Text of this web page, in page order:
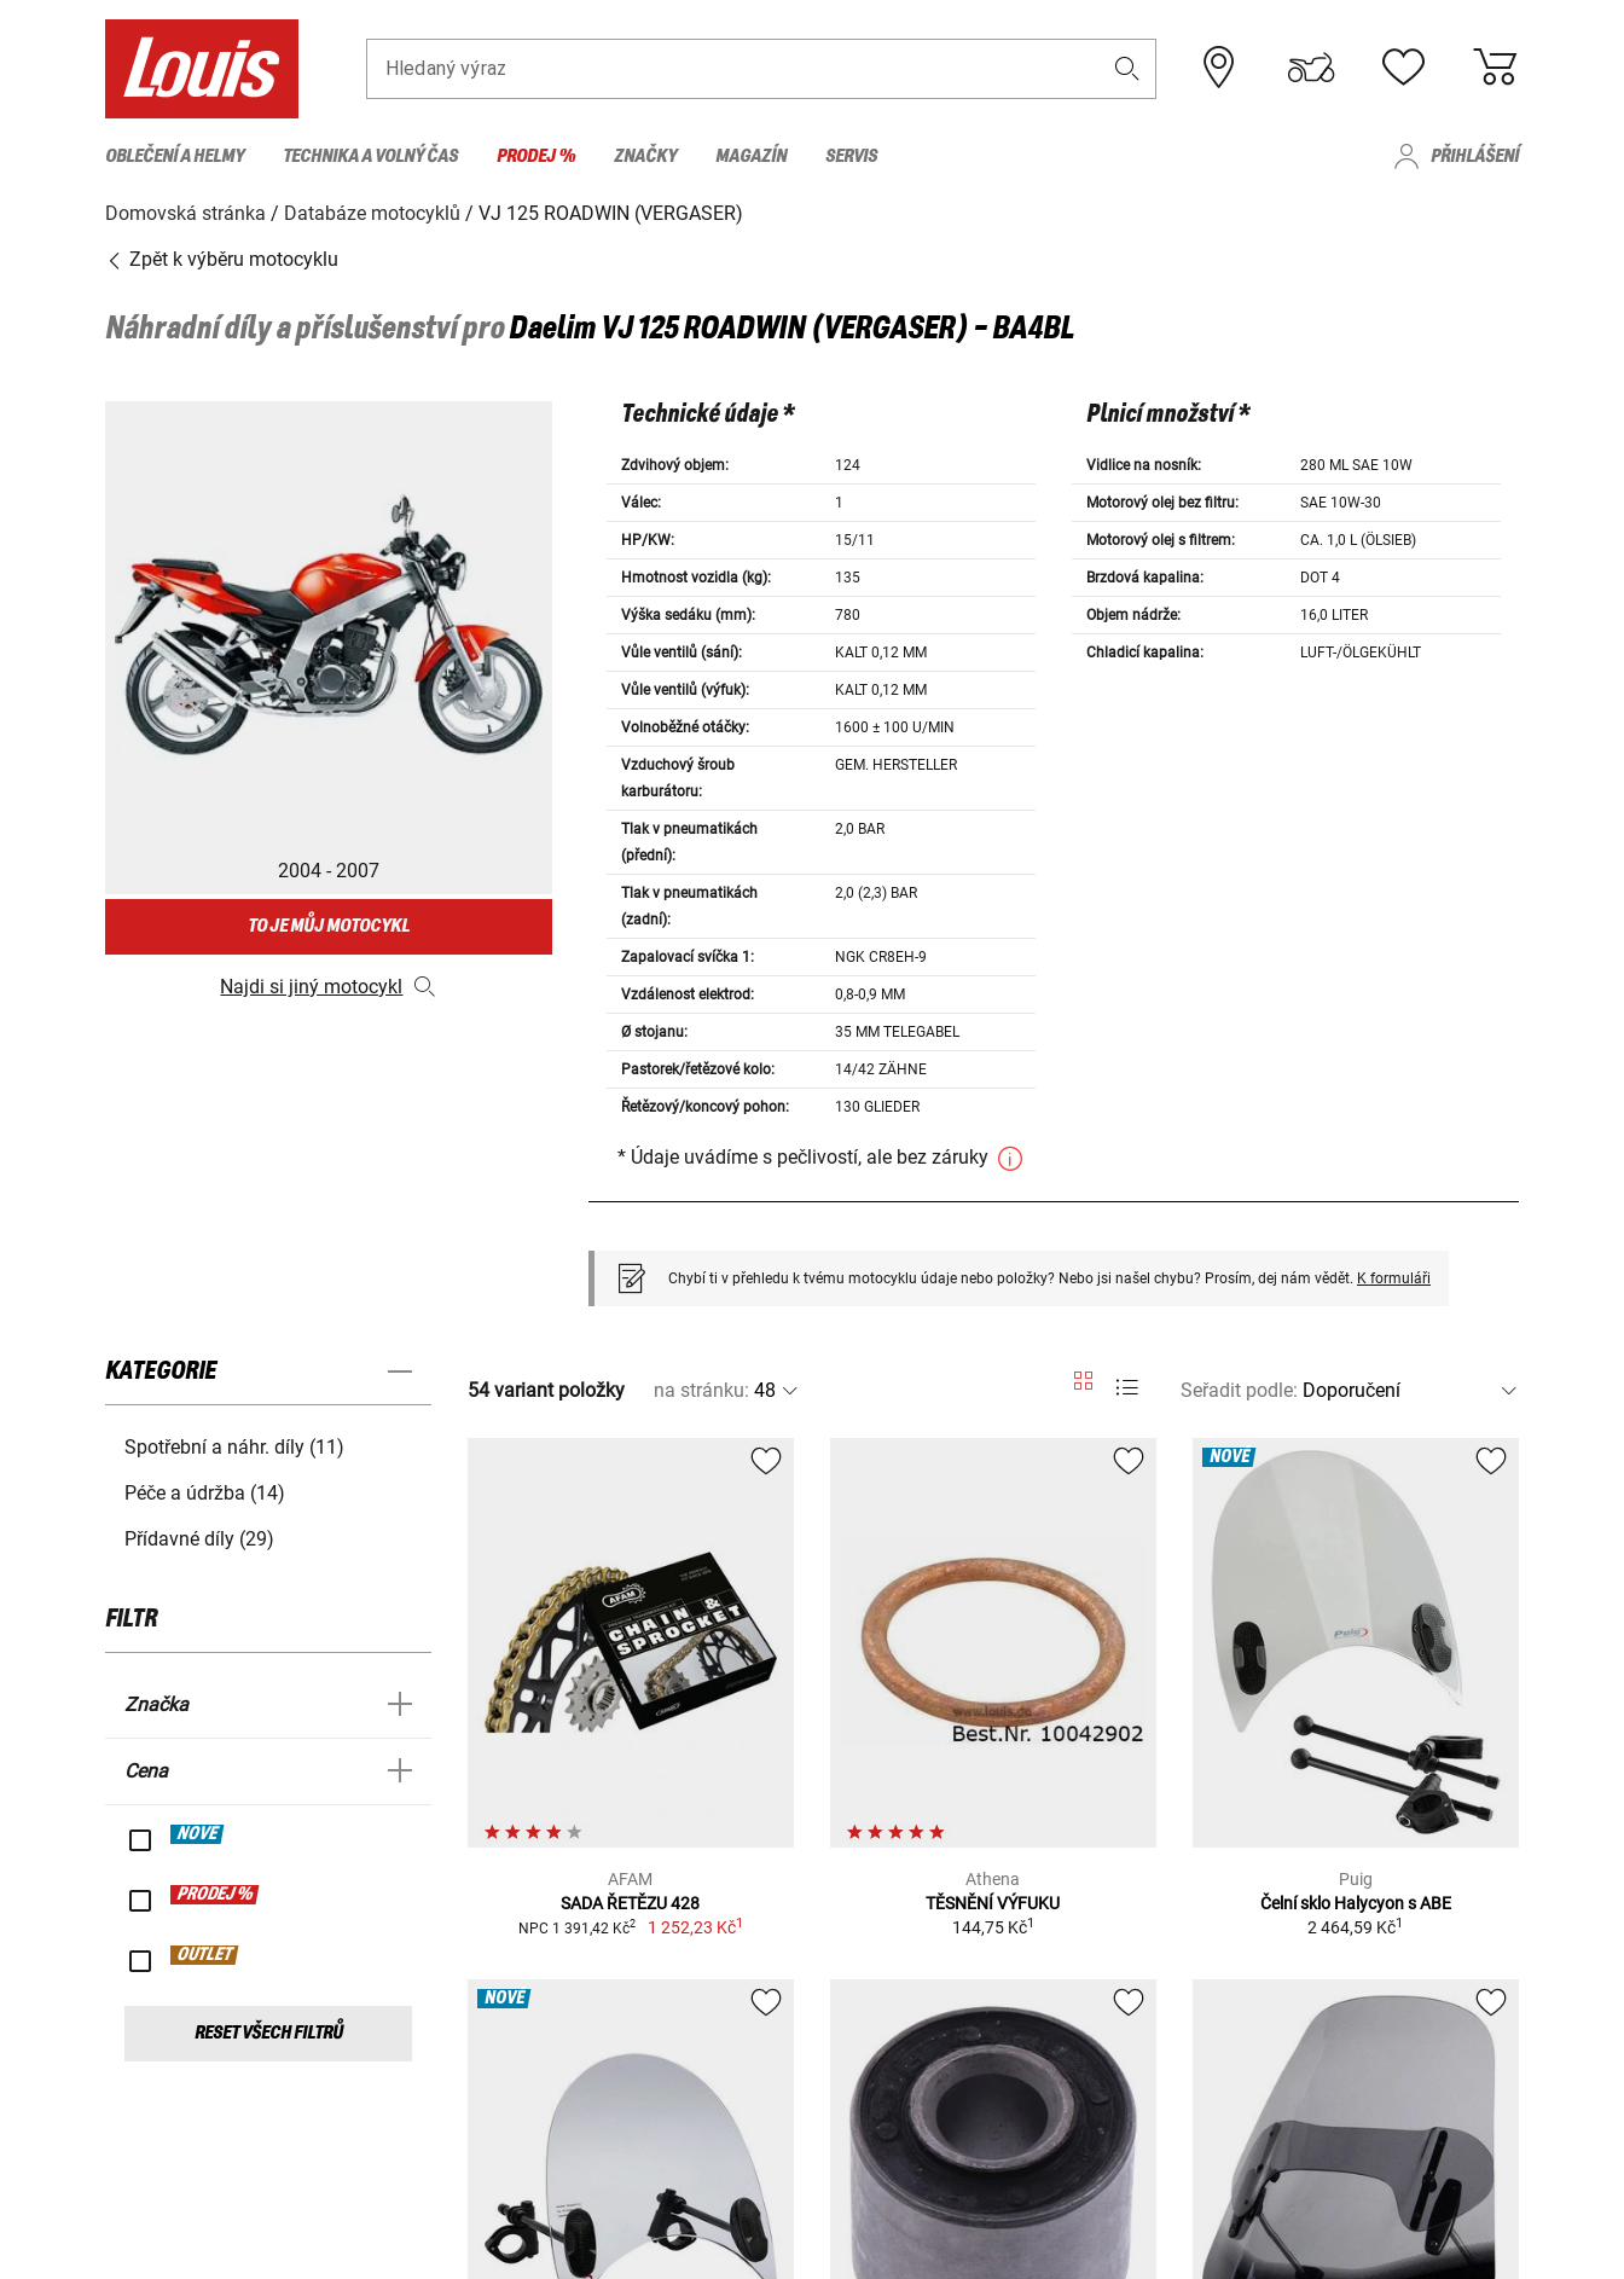
Hledaný výraz
OBLEČENÍ A HELMY TECHNIKA A VOLNÝ ČAS PRODEJ % ZNAČKY MAGAZÍN SERVIS PŘIHLÁŠENÍ
Domovská stránka Databáze motocyklů
VJ 125 ROADWIN (VERGASER)
Zpět k výběru motocyklu
Náhradní díly a příslušenství proDaelim VJ 125 ROADWIN (VERGASER) - BA4BL
2004 - 2007
TO JE MŮJ MOTOCYKL
Najdi si jiný motocykl
Technické údaje *
Zdvihový objem: 124
Válec: 1
HP/KW: 15/11
Hmotnost vozidla (kg): 135
Výška sedáku (mm): 780
Vůle ventilů (sání): KALT 0,12 MM
Vůle ventilů (výfuk): KALT 0,12 MM
Volnoběžné otáčky: 1600 ± 100 U/MIN
Vzduchový šroub
karburátoru:
GEM. HERSTELLER
Tlak v pneumatikách
(přední):
2,0 BAR
Tlak v pneumatikách
(zadní):
2,0 (2,3) BAR
Zapalovací svíčka 1: NGK CR8EH-9
Vzdálenost elektrod: 0,8-0,9 MM
Ø stojanu: 35 MM TELEGABEL
Pastorek/řetězové kolo: 14/42 ZÄHNE
Řetězový/koncový pohon: 130 GLIEDER
Plnicí množství *
Vidlice na nosník: 280 ML SAE 10W
Motorový olej bez filtru: SAE 10W-30
Motorový olej s filtrem: CA. 1,0 L (ÖLSIEB)
Brzdová kapalina: DOT 4
Objem nádrže: 16,0 LITER
Chladicí kapalina: LUFT-/ÖLGEKÜHLT
* Údaje uvádíme s pečlivostí, ale bez záruky
Chybí ti v přehledu k tvému motocyklu údaje nebo položky? Nebo jsi našel chybu? Prosím, dej nám vědět. K formuláři
KATEGORIE
Spotřební a náhr. díly (11)
Péče a údržba (14)
Přídavné díly (29)
FILTR
Značka
Cena
NOVÉ
PRODEJ %
OUTLET
RESET VŠECH FILTRŮ
54 variant položky na stránku: Seřadit podle:
AFAM
SADA ŘETĚZU 428
NPC 1 391,42 Kč2 1 252,23 Kč1
Athena
TĚSNĚNÍ VÝFUKU
144,75 Kč1
NOVÉ
Puig
Čelní sklo Halycyon s ABE
2 464,59 Kč1
NOVÉ